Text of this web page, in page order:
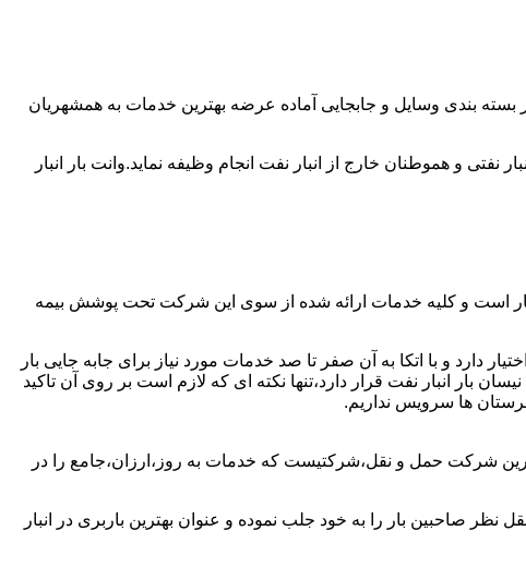
بسته بندی وسایل و جابجایی آماده عرضه بهترین خدمات به همشهریان
و هموطنان خارج از انبار نفت انجام وظیفه نماید.وانت بار انبار
بار است و کلیه خدمات ارائه شده از سوی این شرکت تحت پوشش بیمه
دارد و با اتکا به آن صفر تا صد خدمات مورد نیاز برای جابه جایی بار
انبار نفت قرار دارد،تنها نکته ای که لازم است بر روی آن تاکید
ها سرویس نداریم.
شرکت حمل و نقل،شرکتیست که خدمات به روز،ارزان،جامع را در
صاحبین بار را به خود جلب نموده و عنوان بهترین باربری در انبار